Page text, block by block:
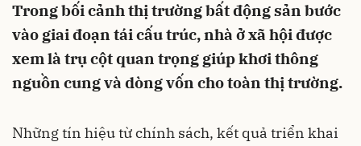
Trong bối cảnh thị trường bất động sản bước
vào giai đoạn tái cấu trúc, nhà ở xã hội được
xem là trụ cột quan trọng giúp khơi thông
nguồn cung và dòng vốn cho toàn thị trường.
Những tín hiệu từ chính sách, kết quả triển khai
Hủy